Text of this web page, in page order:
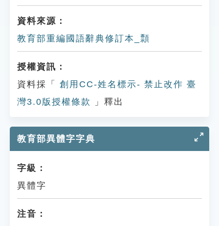
資料來源：
教育部重編國語辭典修訂本_顠
授權資訊：
資料採「
創用CC-姓名標示- 禁止改作 臺
灣3.0版授權條款
」釋出
教育部異體字字典
字級：
異體字
注音：